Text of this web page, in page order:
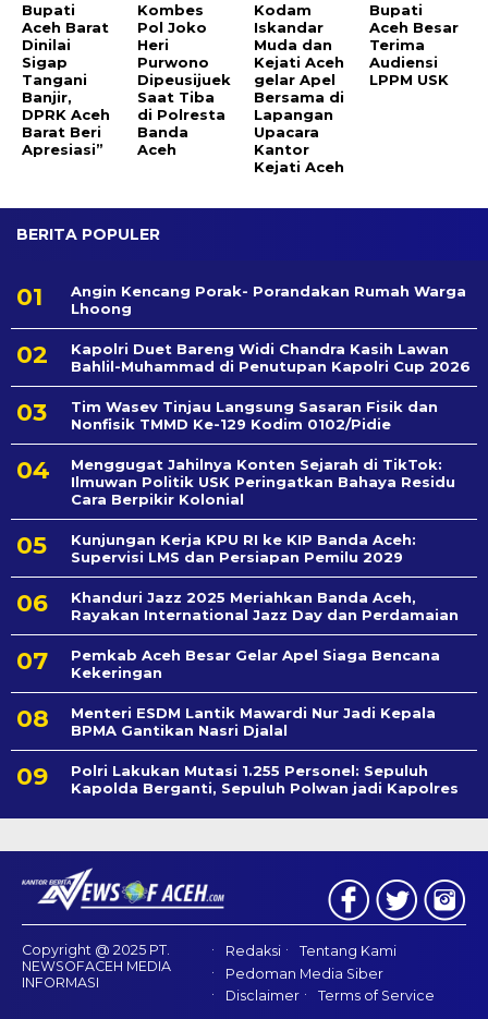
Bupati
Aceh Barat
Dinilai
Sigap
Tangani
Banjir,
DPRK Aceh
Barat Beri
Apresiasi”
Kombes
Pol Joko
Heri
Purwono
Dipeusijuek
Saat Tiba
di Polresta
Banda
Aceh
Kodam
Iskandar
Muda dan
Kejati Aceh
gelar Apel
Bersama di
Lapangan
Upacara
Kantor
Kejati Aceh
Bupati
Aceh Besar
Terima
Audiensi
LPPM USK
BERITA POPULER
Angin Kencang Porak- Porandakan Rumah Warga
Lhoong
Kapolri Duet Bareng Widi Chandra Kasih Lawan
Bahlil-Muhammad di Penutupan Kapolri Cup 2026
Tim Wasev Tinjau Langsung Sasaran Fisik dan
Nonfisik TMMD Ke-129 Kodim 0102/Pidie
Menggugat Jahilnya Konten Sejarah di TikTok:
Ilmuwan Politik USK Peringatkan Bahaya Residu
Cara Berpikir Kolonial
Kunjungan Kerja KPU RI ke KIP Banda Aceh:
Supervisi LMS dan Persiapan Pemilu 2029
Khanduri Jazz 2025 Meriahkan Banda Aceh,
Rayakan International Jazz Day dan Perdamaian
Pemkab Aceh Besar Gelar Apel Siaga Bencana
Kekeringan
Menteri ESDM Lantik Mawardi Nur Jadi Kepala
BPMA Gantikan Nasri Djalal
Polri Lakukan Mutasi 1.255 Personel: Sepuluh
Kapolda Berganti, Sepuluh Polwan jadi Kapolres
Copyright @ 2025 PT.
NEWSOFACEH MEDIA
INFORMASI
Redaksi
Tentang Kami
Pedoman Media Siber
Disclaimer
Terms of Service